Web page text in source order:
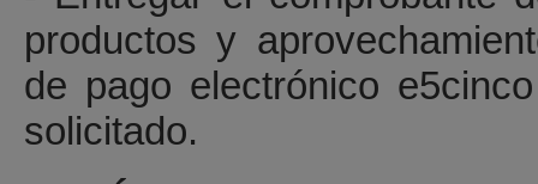
productos y
de pago electrónico
solicitado.